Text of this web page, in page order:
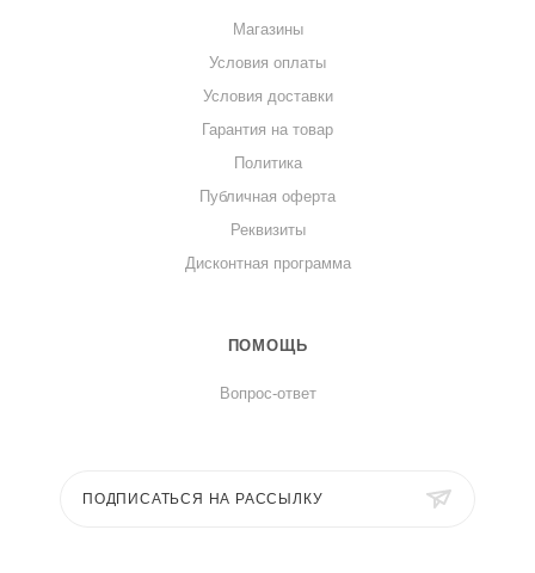
Магазины
Условия оплаты
Условия доставки
Гарантия на товар
Политика
Публичная оферта
Реквизиты
Дисконтная программа
ПОМОЩЬ
Вопрос-ответ
ПОДПИСАТЬСЯ НА РАССЫЛКУ